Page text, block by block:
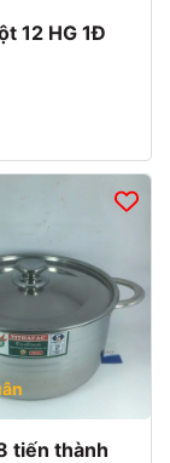
12 HG 1Đ
tiến thành